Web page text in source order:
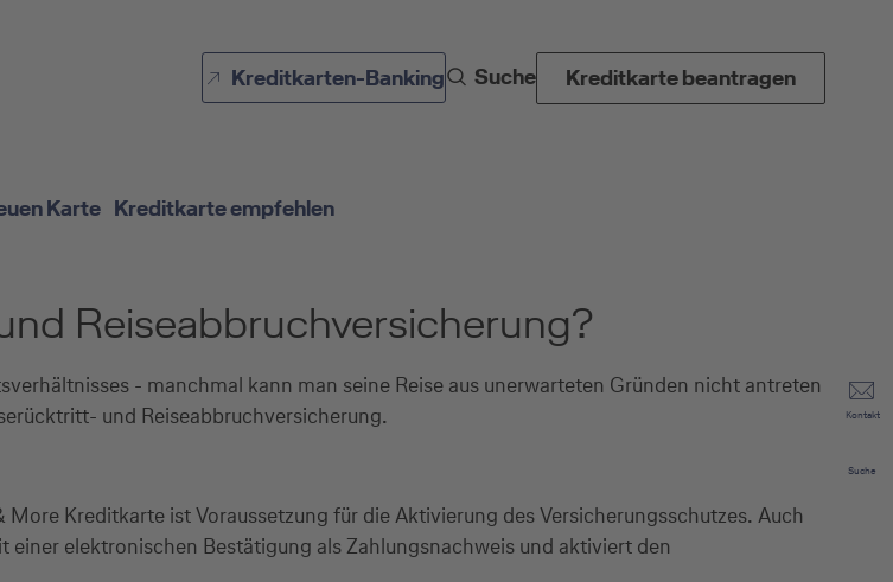
zur Suche (Enter drücken)
Hauptinhalt (Enter drücken)
Kreditkarten-Banking Suche Kreditkarte beantragen
Kontakt
Suche
Karte Kreditkarte empfehlen
Reiseabbruchversicherung?
- manchmal kann man seine Reise aus unerwarteten Gründen nicht antreten
und Reiseabbruchversicherung.
Kreditkarte ist Voraussetzung für die Aktivierung des Versicherungsschutzes. Auch
elektronischen Bestätigung als Zahlungsnachweis und aktiviert den